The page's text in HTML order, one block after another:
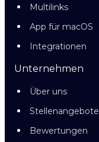
Multilinks
App für macOS
Integrationen
Unternehmen
Über uns
Stellenangebote
Bewertungen